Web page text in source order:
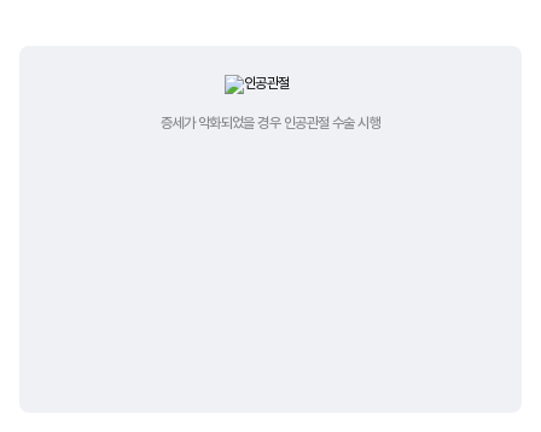
증세가 악화되었을 경우 인공관절 수술 시행